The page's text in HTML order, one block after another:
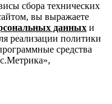
сбора технических
вы выражаете
данных и
реализации политики
средства